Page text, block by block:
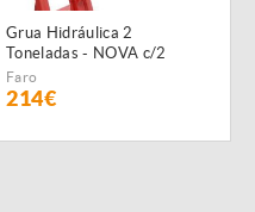
Grua Hidráulica 2
Toneladas - NOVA c/2
anos garantia
Faro
214€